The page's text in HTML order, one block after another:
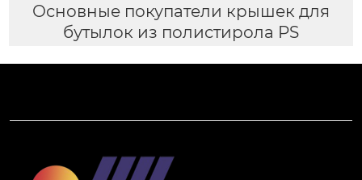
Основные покупатели крышек для
бутылок из полистирола PS